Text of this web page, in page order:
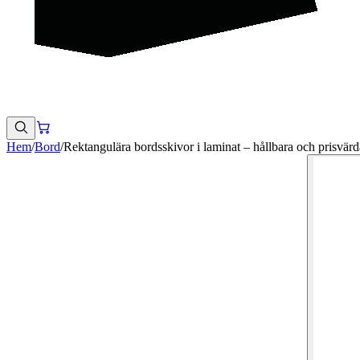
Hem/Bord/Rektangulära bordsskivor i laminat – hållbara och